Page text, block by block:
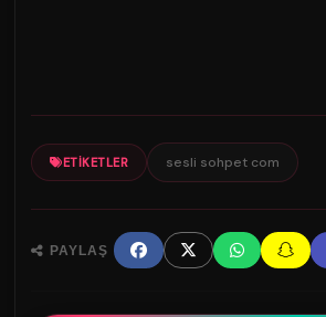
ETIKETLER sesli sohpet com
PAYLAŞ